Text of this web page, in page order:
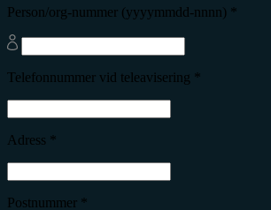
Person/org-nummer (yyyymmdd-nnnn) *
Telefonnummer vid teleavisering *
Adress *
Postnummer *